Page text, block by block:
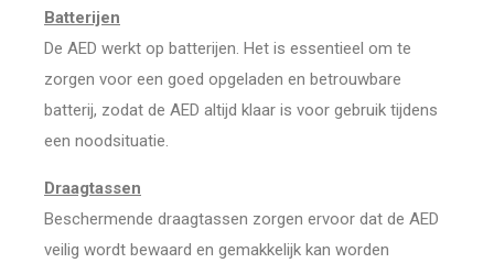
Batterijen
De AED werkt op batterijen. Het is essentieel om te
zorgen voor een goed opgeladen en betrouwbare
batterij, zodat de AED altijd klaar is voor gebruik tijdens
een noodsituatie.
Draagtassen
Beschermende draagtassen zorgen ervoor dat de AED
veilig wordt bewaard en gemakkelijk kan worden